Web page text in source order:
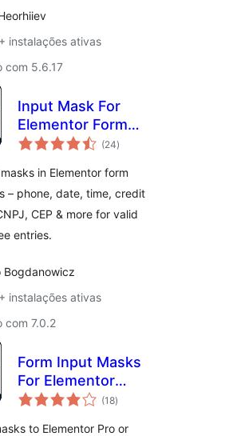
instalações ativas
com 5.6.17
Input Mask For
Elementor Form
Fields
(24avaliações
totais
)
in Elementor form
– phone, date, time, credit
CEP & more for valid
entries.
Bogdanowicz
instalações ativas
com 7.0.2
Form Input Masks
For Elementor
Forms
(18avaliações
totais
)
to Elementor Pro or